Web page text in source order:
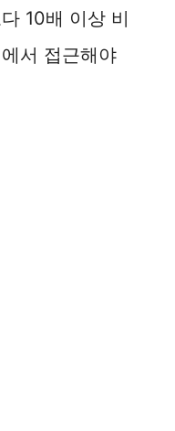
10배 이상 비
서 접근해야